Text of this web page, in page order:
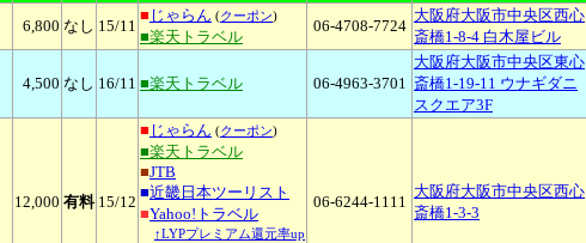
6,800 なし 15/11
■ じゃらん (クーポン)
■楽天トラベル
06-4708-7724
大阪府大阪市中央区西心
斎橋1-8-4 白木屋ビル
4,500 なし 16/11 ■楽天トラベル 06-4963-3701
大阪府大阪市中央区東心
斎橋1-19-11 ウナギダニ
スクエア3F
12,000 有料 15/12
■ じゃらん (クーポン)
■楽天トラベル
■JTB
■近畿日本ツーリスト
■Yahoo!トラベル
↑LYPプレミアム還元率up
06-6244-1111
大阪府大阪市中央区西心
斎橋1-3-3